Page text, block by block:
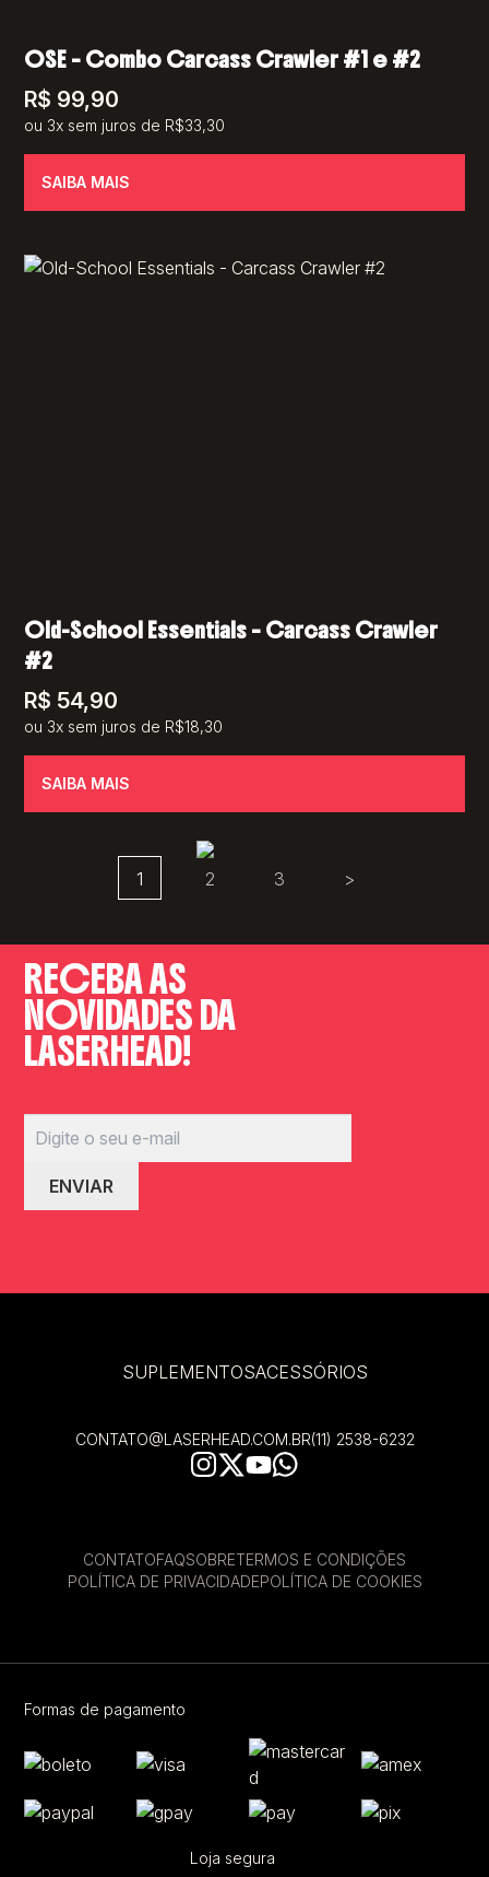
OSE – Combo Carcass Crawler #1 e #2
R$ 99,90
ou 3x sem juros de R$33,30
SAIBA MAIS
Old-School Essentials – Carcass Crawler
#2
R$ 54,90
ou 3x sem juros de R$18,30
SAIBA MAIS
1 2 3 >
RECEBA AS
NOVIDADES DA
LASERHEAD!
SUPLEMENTOSACESSÓRIOS
CONTATO@LASERHEAD.COM.BR(11) 2538-6232
CONTATOFAQSOBRETERMOS E CONDIÇÕES
POLÍTICA DE PRIVACIDADEPOLÍTICA DE COOKIES
Formas de pagamento
Loja segura